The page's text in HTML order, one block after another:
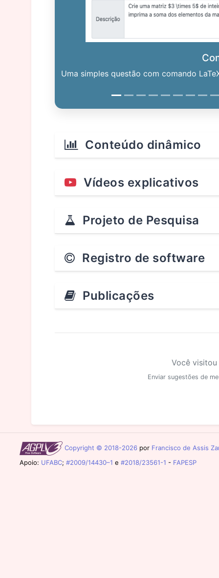
Uma simples questão com comando
Conteúdo dinâmico
Vídeos explicativos
Projeto de Pesquisa
Registro de software
Publicações
Você
Enviar sugestões de
Copyright © 2018-2026 por Francisco de Assis
Apoio: UFABC; #2009/14430–1 e #2018/23561-1 - FAPESP